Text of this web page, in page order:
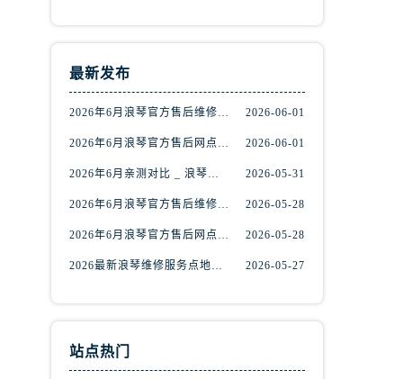
最新发布
2026年6月浪琴官方售后维修保养网络迁址及新设点快报 2026-06-01
2026年6月浪琴官方售后网点调整明细最终篇（迁址+新开业） 2026-06-01
2026年6月亲测对比 _ 浪琴全国官方售后服务体系2026焕新升级公告 2026-05-31
2026年6月浪琴官方售后维修保养业务网点重新配置补充通知原文内容公示 2026-05-28
2026年6月浪琴官方售后网点｜地址电话权威指南 2026-05-28
2026最新浪琴维修服务点地址实地探访报告 2026-05-27
站点热门